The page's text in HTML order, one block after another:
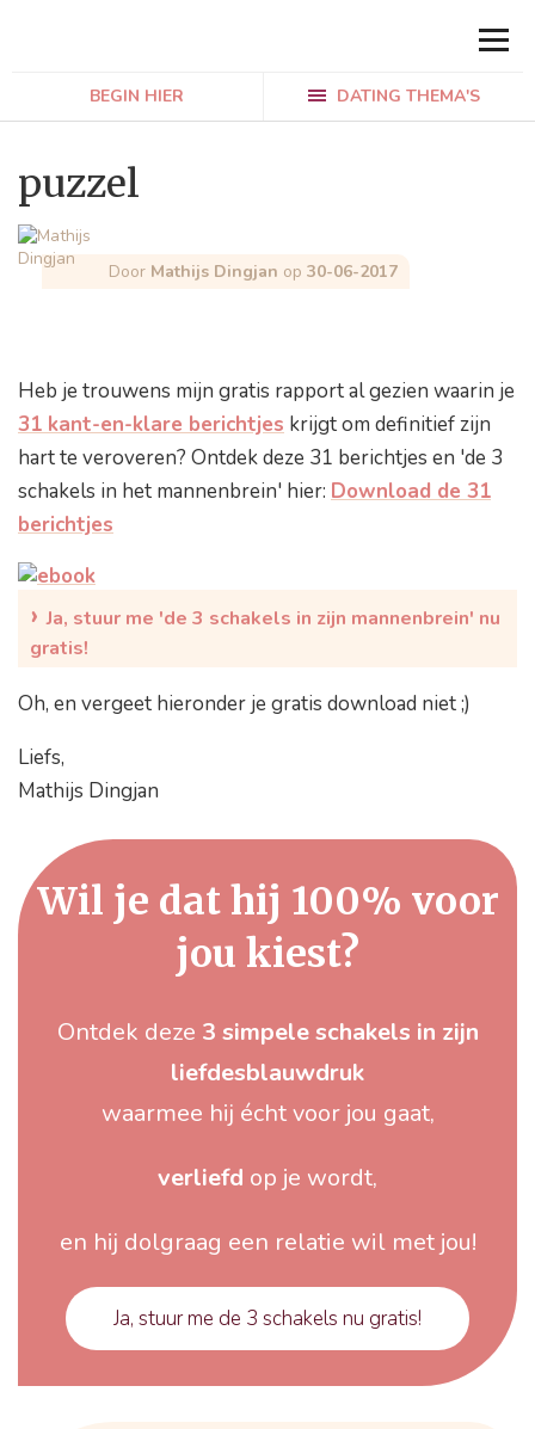
BEGIN HIER DATING THEMA'S
puzzel
Door Mathijs Dingjan op 30-06-2017
Heb je trouwens mijn gratis rapport al gezien waarin je
31 kant-en-klare berichtjes krijgt om definitief zijn
hart te veroveren? Ontdek deze 31 berichtjes en 'de 3
schakels in het mannenbrein' hier: Download de 31
berichtjes
›Ja, stuur me 'de 3 schakels in zijn mannenbrein' nu
gratis!
Oh, en vergeet hieronder je gratis download niet ;)
Liefs,
Mathijs Dingjan
Wil je dat hij 100% voor
jou kiest?
Ontdek deze 3 simpele schakels in zijn
liefdesblauwdruk
waarmee hij écht voor jou gaat,
verliefd op je wordt,
en hij dolgraag een relatie wil met jou!
Ja, stuur me de 3 schakels nu gratis!